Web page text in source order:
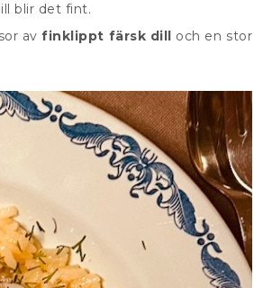
blir det fint.
avfinklippt färsk dill och en stor